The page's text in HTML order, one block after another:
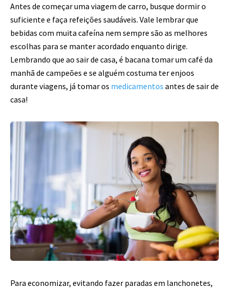
Antes de começar uma viagem de carro, busque dormir o
suficiente e faça refeições saudáveis. Vale lembrar que
bebidas com muita cafeína nem sempre são as melhores
escolhas para se manter acordado enquanto dirige.
Lembrando que ao sair de casa, é bacana tomar um café da
manhã de campeões e se alguém costuma ter enjoos
durante viagens, já tomar os medicamentos antes de sair de
casa!
Para economizar, evitando fazer paradas em lanchonetes,